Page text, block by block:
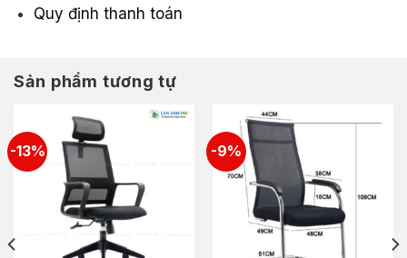
Quy định thanh toán
Sản phẩm tương tự
-13% -9%